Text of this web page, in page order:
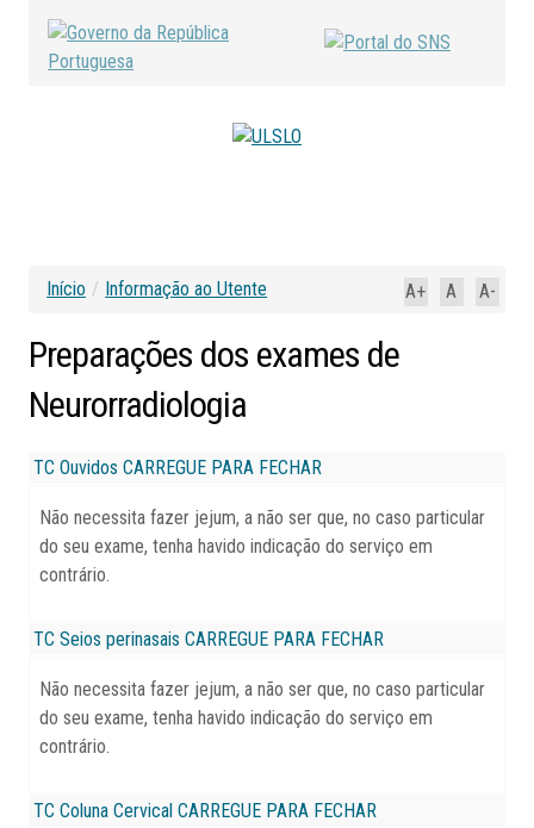
A-
A
A+
Início / Informação ao Utente
Preparações dos exames de
Neurorradiologia
TC Ouvidos CARREGUE PARA FECHAR
Não necessita fazer jejum, a não ser que, no caso particular
do seu exame, tenha havido indicação do serviço em
contrário.
TC Seios perinasais CARREGUE PARA FECHAR
Não necessita fazer jejum, a não ser que, no caso particular
do seu exame, tenha havido indicação do serviço em
contrário.
TC Coluna Cervical CARREGUE PARA FECHAR